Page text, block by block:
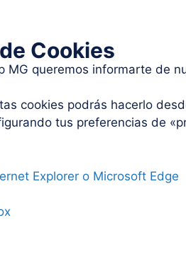
Cookies
MG queremos informarte de
cookies podrás hacerlo
tus preferencias de
Explorer o Microsoft Edge